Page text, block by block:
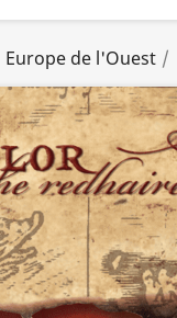
Europe de l'Ouest